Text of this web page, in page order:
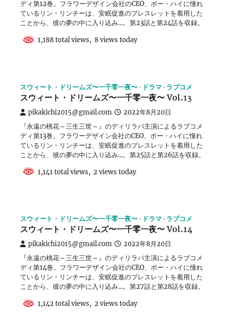
ディ第12巻。フラワーデザイン会社のCEO、ボー・ハイに憧れ
ているリン・リンチーは、安眠促進のブレスレットを着用した
ことから、彼の夢の中に入り込み…。第23話と第24話を収録。
1,188 total views, 8 views today
スウィート・ドリームズ〜一千零一夜〜 ドラマ ラブコメ
スウィート・ドリームズ〜一千零一夜〜 Vol.13
pikakichi2015@gmail.com 2022年8月20日
『永遠の桃花～三生三世～』のディリラバ主演によるラブコメ
ディ第13巻。フラワーデザイン会社のCEO、ボー・ハイに憧れ
ているリン・リンチーは、安眠促進のブレスレットを着用した
ことから、彼の夢の中に入り込み…。第25話と第26話を収録。
1,141 total views, 2 views today
スウィート・ドリームズ〜一千零一夜〜 ドラマ ラブコメ
スウィート・ドリームズ〜一千零一夜〜 Vol.14
pikakichi2015@gmail.com 2022年8月20日
『永遠の桃花～三生三世～』のディリラバ主演によるラブコメ
ディ第14巻。フラワーデザイン会社のCEO、ボー・ハイに憧れ
ているリン・リンチーは、安眠促進のブレスレットを着用した
ことから、彼の夢の中に入り込み…。第27話と第28話を収録。
1,142 total views, 2 views today